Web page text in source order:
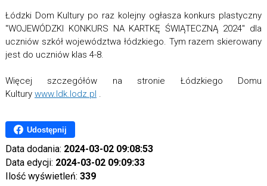
Łódzki Dom Kultury po raz kolejny ogłasza konkurs plastyczny
"WOJEWÓDZKI KONKURS NA KARTKĘ ŚWIĄTECZNĄ 2024" dla
uczniów szkół województwa łódzkiego. Tym razem skierowany
jest do uczniów klas 4-8.
Więcej szczegółów na stronie Łódzkiego Domu
Kultury www.ldk.lodz.pl .
Udostępnij
Data dodania: 2024-03-02 09:08:53
Data edycji: 2024-03-02 09:09:33
Ilość wyświetleń: 339